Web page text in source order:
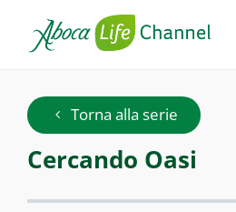
Torna alla serie Cercando
Oasi
Serie:
Cercando Oasi